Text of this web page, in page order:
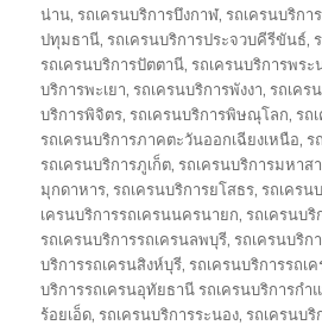
น่าน,รถเครนบริการบึงกาฬ,รถเครนบริกา
ปทุมธานี,รถเครนบริการประจวบคีรีขันธ์,
รถเครนบริการปัตตานี,รถเครนบริการพร
บริการพะเยา,รถเครนบริการพังงา,รถเคร
บริการพิจิตร,รถเครนบริการพิษณุโลก,รถ
รถเครนบริการภาคตะวันออกเฉียงเหนือ,ร
รถเครนบริการภูเก็ต,รถเครนบริการมหาส
มุกดาหาร,รถเครนบริการยโสธร,รถเครน
เครนบริการรถเครนนครนายก,รถเครนบริ
รถเครนบริการรถเครนลพบุรี,รถเครนบริก
บริการรถเครนสิงห์บุรี,รถเครนบริการรถเ
บริการรถเครนอุทัยธานี รถเครนบริการกำ
ร้อยเอ็ด,รถเครนบริการระนอง,รถเครนบริ